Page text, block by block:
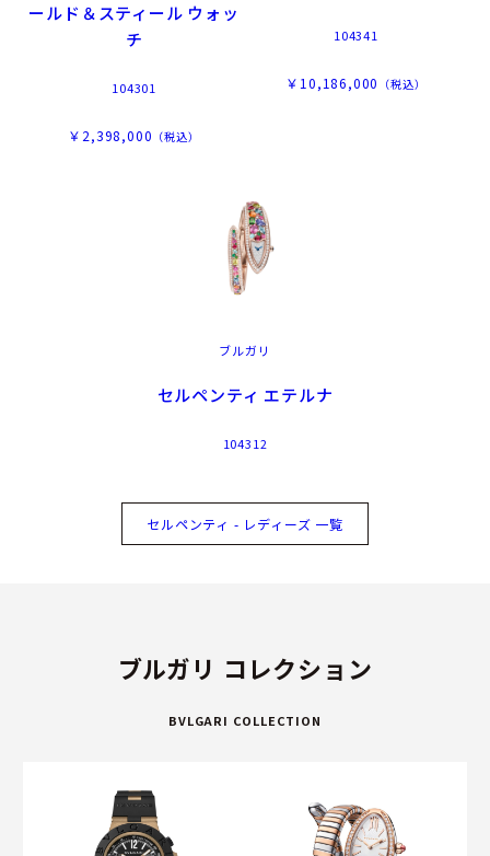
ールド＆スティール ウォッ
チ
104301
￥2,398,000 （税込）
104341
￥10,186,000 （税込）
ブルガリ
セルペンティ エテルナ
104312
セルペンティ - レディーズ 一覧
ブルガリ コレクション
BVLGARI COLLECTION